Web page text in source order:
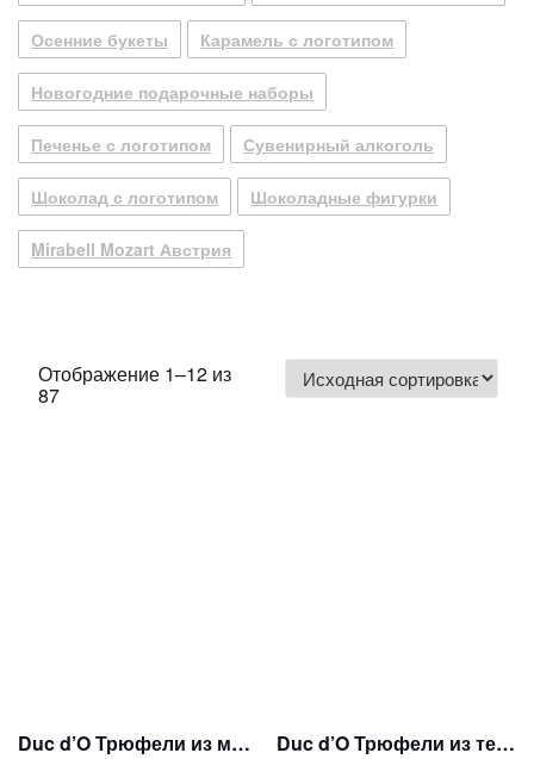
Осенние букеты Карамель с логотипом
Новогодние подарочные наборы
Печенье с логотипом Сувенирный алкоголь
Шоколад с логотипом Шоколадные фигурки
Mirabell Mozart Австрия
Отображение 1–12 из
87
Duc d’O Трюфели из молочного шоколада в средней коробке, 200 гр Duc d’O Трюфели из темного шоколада в маленькой коробке, 100 гр